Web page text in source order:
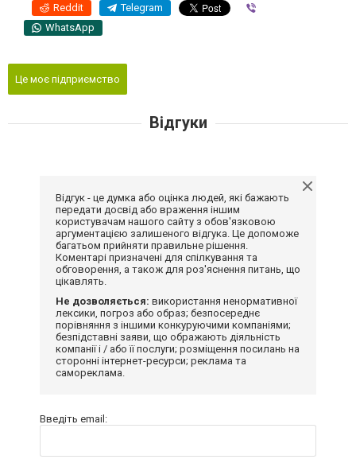
Reddit Telegram
WhatsApp
Це моє підприємство
Відгуки
Відгук - це думка або оцінка людей, які бажають
передати досвід або враження іншим
користувачам нашого сайту з обов'язковою
аргументацією залишеного відгука. Це допоможе
багатьом прийняти правильне рішення.
Коментарі призначені для спілкування та
обговорення, а також для роз'яснення питань, що
цікавлять.
Не дозволяється: використання ненормативної
лексики, погроз або образ; безпосереднє
порівняння з іншими конкуруючими компаніями;
безпідставні заяви, що ображають діяльність
компанії і / або її послуги; розміщення посилань на
сторонні інтернет-ресурси; реклама та
самореклама.
Введіть email: